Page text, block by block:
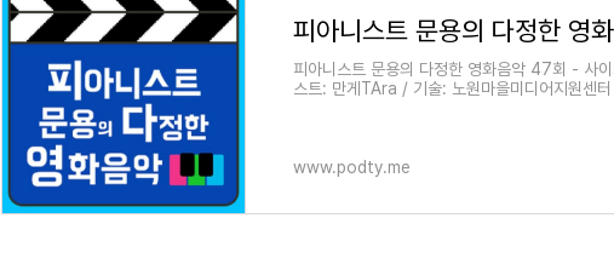
피아니스트 문용의 다정한 영화음악 47회 - 사
스트: 만게TAra / 기술: 노원마을미디어지원센
www.podty.me